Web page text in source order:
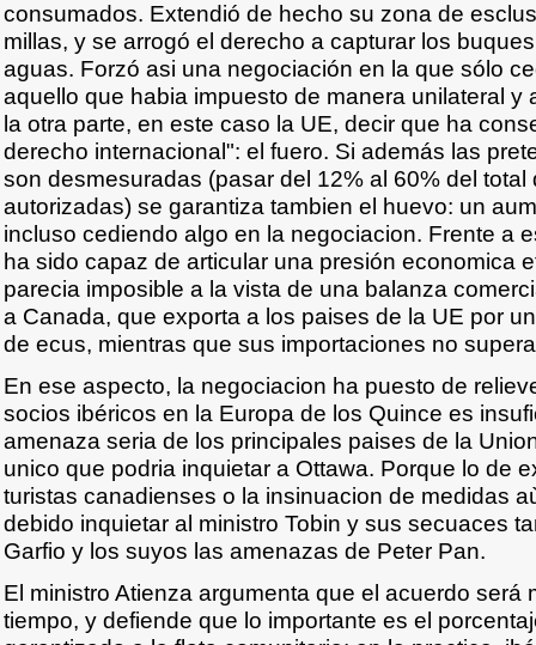
consumados. Extendió de hecho su zona de
millas, y se arrogó el derecho a capturar los
aguas. Forzó asi una negociación en la que sólo
aquello que habia impuesto de manera unilateral y
la otra parte, en este caso la UE, decir que ha
derecho internacional": el fuero. Si además las
son desmesuradas (pasar del 12% al 60% del total
autorizadas) se garantiza tambien el huevo: un
incluso cediendo algo en la negociacion. Frente a
ha sido capaz de articular una presión economica
parecia imposible a la vista de una balanza
a Canada, que exporta a los paises de la UE por
de ecus, mientras que sus importaciones no
En ese aspecto, la negociacion ha puesto de
socios ibéricos en la Europa de los Quince es
amenaza seria de los principales paises de la
unico que podria inquietar a Ottawa. Porque lo de
turistas canadienses o la insinuacion de medidas
debido inquietar al ministro Tobin y sus secuaces
Garfio y los suyos las amenazas de Peter Pan.
El ministro Atienza argumenta que el acuerdo será
tiempo, y defiende que lo importante es el